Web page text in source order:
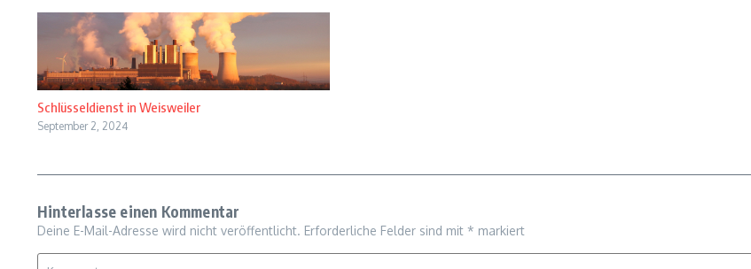
Schlüsseldienst in Weisweiler
September 2, 2024
Hinterlasse einen Kommentar
Deine E-Mail-Adresse wird nicht veröffentlicht. Erforderliche Felder sind mit * markiert